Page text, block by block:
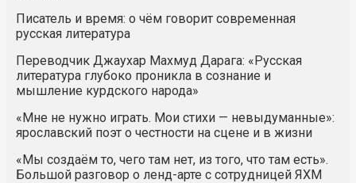
Писатель и время: о чём говорит современная
русская литература
Переводчик Джаухар Махмуд Дарага: «Русская
литература глубоко проникла в сознание и
мышление курдского народа»
«Мне не нужно играть. Мои стихи — невыдуманные»:
ярославский поэт о честности на сцене и в жизни
«Мы создаём то, чего там нет, из того, что там есть».
Большой разговор о ленд-арте с сотрудницей ЯХМ